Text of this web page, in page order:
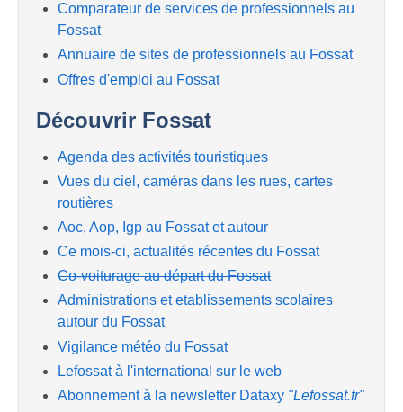
Comparateur de services de professionnels au
Fossat
Annuaire de sites de professionnels au Fossat
Offres d'emploi au Fossat
Découvrir Fossat
Agenda des activités touristiques
Vues du ciel, caméras dans les rues, cartes
routières
Aoc, Aop, Igp au Fossat et autour
Ce mois-ci, actualités récentes du Fossat
Co-voiturage au départ du Fossat
Administrations et etablissements scolaires
autour du Fossat
Vigilance météo du Fossat
Lefossat à l'international sur le web
Abonnement à la newsletter Dataxy "Lefossat.fr"